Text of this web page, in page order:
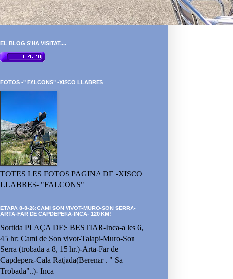
EL BLOG S'HA VISITAT....
FOTOS -" FALCONS" -XISCO LLABRES
TOTES LES FOTOS PAGINA DE -XISCO
LLABRES- "FALCONS"
ETAPA 8-8-26:CAMI SON VIVOT-MURO-SON SERRA-
ARTA-FAR DE CAPDEPERA-INCA- 120 KM!
Sortida PLAÇA DES BESTIAR-Inca-a les 6,
45 hr: Cami de Son vivot-Talapi-Muro-Son
Serra (trobada a 8, 15 hr.)-Arta-Far de
Capdepera-Cala Ratjada(Berenar . " Sa
Trobada"..)- Inca